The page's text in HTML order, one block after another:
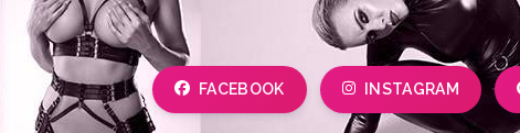
FACEBOOK INSTAGRAM